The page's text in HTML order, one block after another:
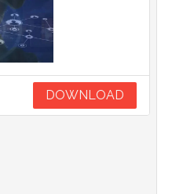
DOWNLOAD